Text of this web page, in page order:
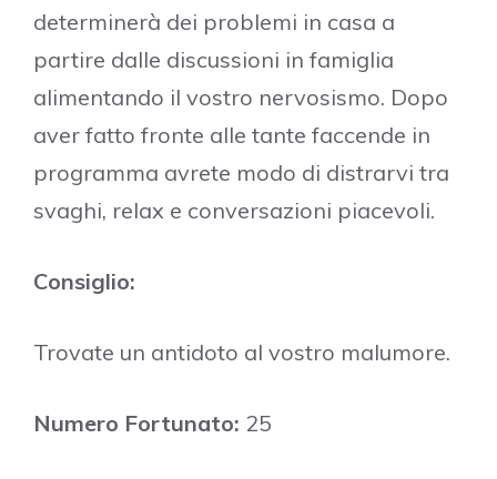
determinerà dei problemi in casa a
partire dalle discussioni in famiglia
alimentando il vostro nervosismo. Dopo
aver fatto fronte alle tante faccende in
programma avrete modo di distrarvi tra
svaghi, relax e conversazioni piacevoli.
Consiglio:
Trovate un antidoto al vostro malumore.
Numero Fortunato: 25